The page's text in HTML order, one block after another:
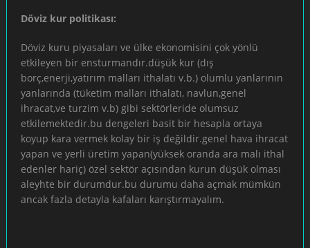
Döviz kur politikası:
Döviz kuru piyasaları ve ülke ekonomisini çok yönlü
etkileyen bir ensturmandır.düşük kur (dış
borç,enerji,yatırım malları ithalatı v.b.) olumlu yanlarının
yanlarında (tüketim malları ithalatı, navlun,genel
ihracat,ve turzim v.b) gibi sektörleride olumsuz
etkilemektedir.bu dengeleri basit bir hesapla ortaya
koyup kara vermek kolay bir iş değildir.genel hava ihracat
yapan ve yerli üretim yapan(yüksek oranda ara malı ithal
edenler hariç) özel sektör açısından kurun düşük olması
aleyhte bir durumdur.bu durumu daha açmak mümkün
ancak fazla detayla kafaları karıştırmayalım.